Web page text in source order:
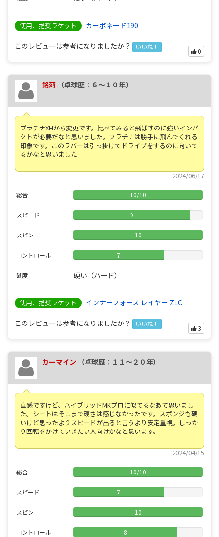
使用、推奨ラケット カーボネード190
このレビューは参考になりましたか？ いいね！
0
銘苅 （卓球歴：６～１０年）
プラチナXHから変更です。比べてみると飛ばすのに強いインパ
クトが必要だなと思いました。プラチナは勝手に飛んでくれる
印象です。このラバーは引っ掛けてドライブをするのに向いて
るかなと思いました
2024/06/17
総合 10/10
スピード 9
スピン 10
コントロール 7
硬度 硬い（ハード）
使用、推奨ラケット インナーフォース レイヤー ZLC
このレビューは参考になりましたか？ いいね！
3
カーマイン （卓球歴：１１～２０年）
直感ですけど、ハイブリッドMKプロに似てるなあて思いまし
た。シートはそこまで硬さは感じなかったです。スポンジも硬
いけど思ったよりスピードが出ると言うより安定重視。しっか
り回転をかけていきたい人向けかなと思います。
2024/04/15
総合 10/10
スピード 7
スピン 10
コントロール 8